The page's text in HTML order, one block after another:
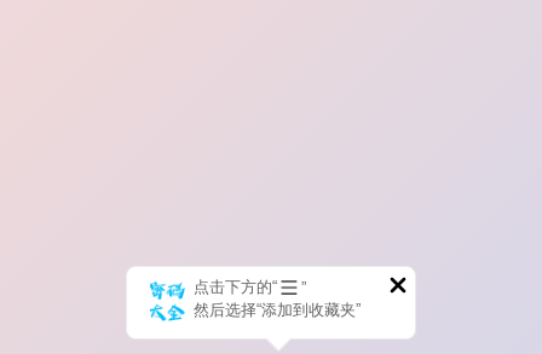
点击下方的“
”
然后选择“添加到收藏夹”